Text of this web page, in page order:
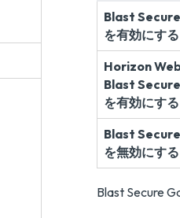
Blast
を有効にする
Horizon
Blast
を有効にする
Blast
を無効にする
Blast Secure